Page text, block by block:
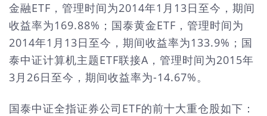
金融ETF，管理时间为2014年1月13日至今，期间
收益率为169.88%；国泰黄金ETF，管理时间为
2014年1月13日至今，期间收益率为133.9%；国
泰中证计算机主题ETF联接A，管理时间为2015年
3月26日至今，期间收益率为-14.67%。
国泰中证全指证券公司ETF的前十大重仓股如下：